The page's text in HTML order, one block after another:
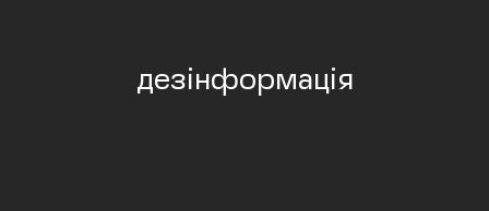
дезінформація